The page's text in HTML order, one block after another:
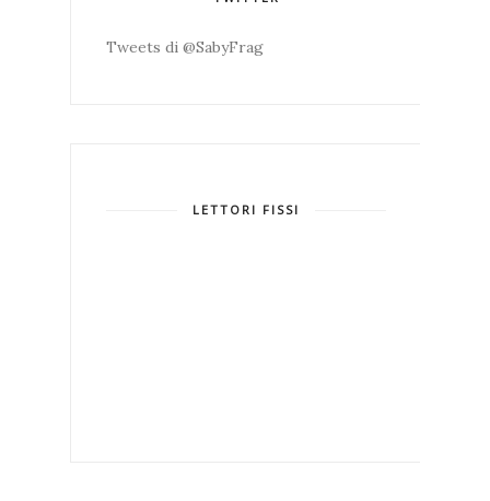
Tweets di @SabyFrag
LETTORI FISSI